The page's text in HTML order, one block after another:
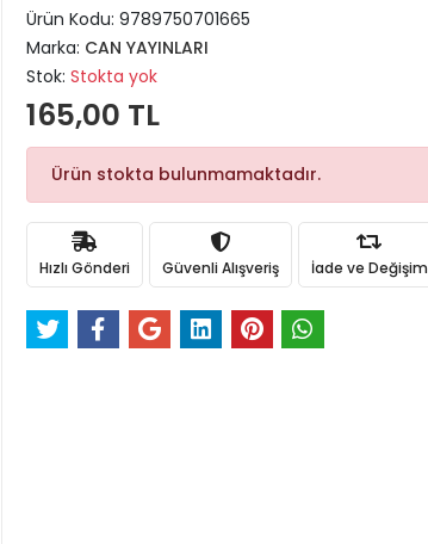
Ürün Kodu: 9789750701665
Marka: CAN YAYINLARI
Stok: Stokta yok
165,00 TL
Ürün stokta bulunmamaktadır.
Hızlı Gönderi Güvenli Alışveriş İade ve Değişim